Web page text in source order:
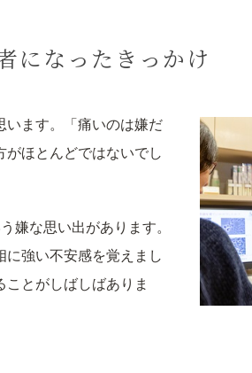
になったきっかけ
います。「痛いのは嫌だ
がほとんどではないでし
嫌な思い出があります。
強い不安感を覚えまし
とがしばしばありま